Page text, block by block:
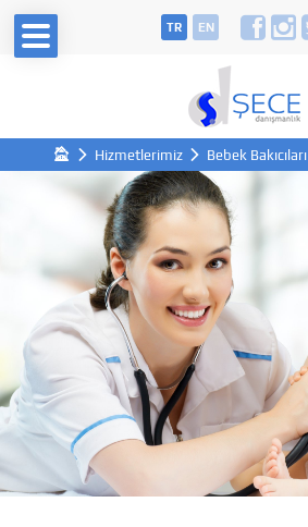
TR EN
Hizmetlerimiz Bebek Bakıcıları